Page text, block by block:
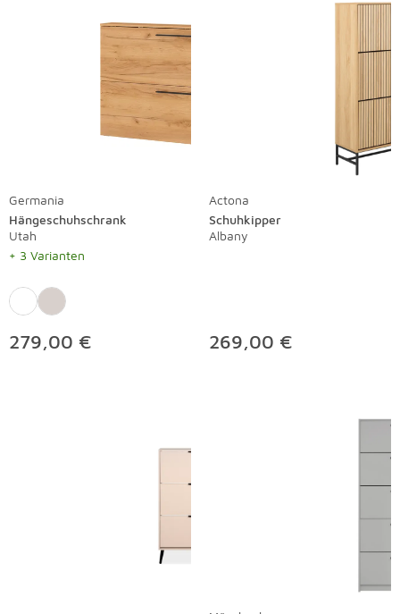
Germania
Hängeschuhschrank
Utah
+ 3 Varianten
279,00 €
Actona
Schuhkipper
Albany
269,00 €